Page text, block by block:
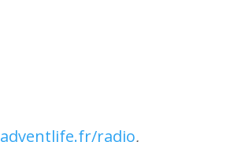
adventlife.fr/radio,